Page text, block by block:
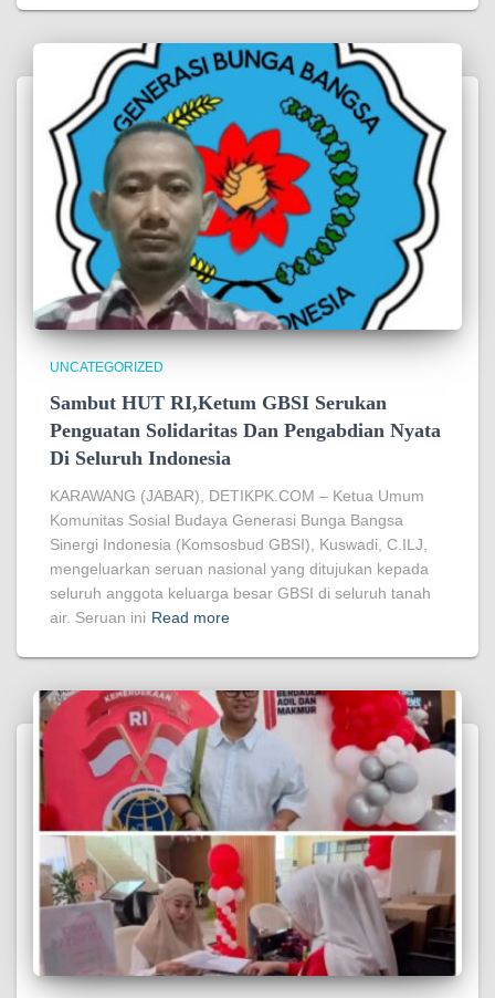
UNCATEGORIZED
Sambut HUT RI,Ketum GBSI Serukan
Penguatan Solidaritas Dan Pengabdian Nyata
Di Seluruh Indonesia
KARAWANG (JABAR), DETIKPK.COM – Ketua Umum
Komunitas Sosial Budaya Generasi Bunga Bangsa
Sinergi Indonesia (Komsosbud GBSI), Kuswadi, C.ILJ,
mengeluarkan seruan nasional yang ditujukan kepada
seluruh anggota keluarga besar GBSI di seluruh tanah
air. Seruan ini Read more